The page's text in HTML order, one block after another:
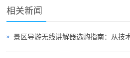
相关新闻